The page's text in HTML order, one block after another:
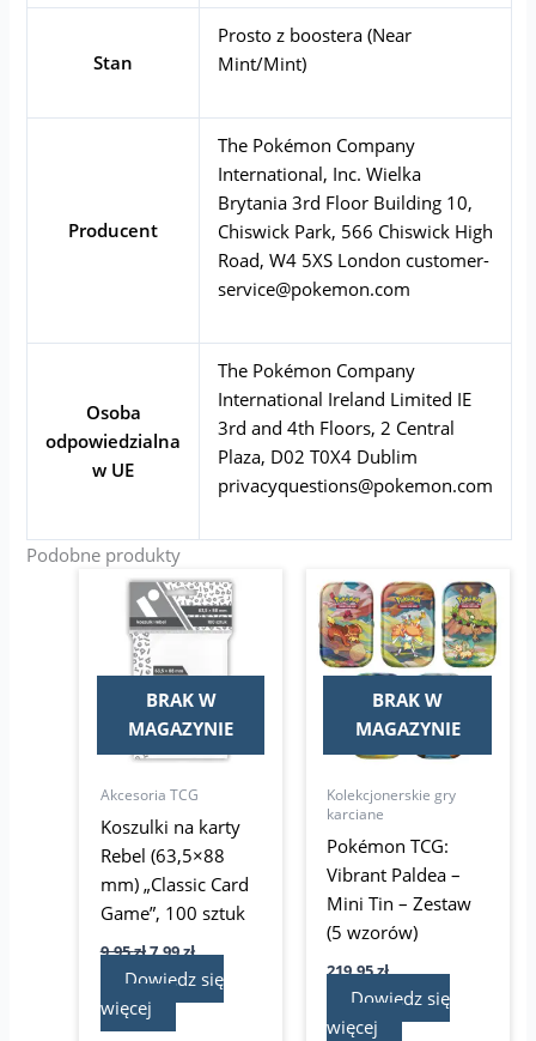
Stan
Prosto z boostera (Near
Mint/Mint)
Producent
The Pokémon Company
International, Inc. Wielka
Brytania 3rd Floor Building 10,
Chiswick Park, 566 Chiswick High
Road, W4 5XS London customer-
service@pokemon.com
Osoba
odpowiedzialna
w UE
The Pokémon Company
International Ireland Limited IE
3rd and 4th Floors, 2 Central
Plaza, D02 T0X4 Dublim
privacyquestions@pokemon.com
Podobne produkty
BRAK W
MAGAZYNIE
Akcesoria TCG
Koszulki na karty
Rebel (63,5×88
mm) „Classic Card
Game”, 100 sztuk
9,95zł
Pierwotna
cena
wynosiła:
9,95 zł.
7,99zł
Aktualna
cena
wynosi:
7,99 zł.
Dowiedz się
więcej
BRAK W
MAGAZYNIE
Kolekcjonerskie gry
karciane
Pokémon TCG:
Vibrant Paldea –
Mini Tin – Zestaw
(5 wzorów)
219,95zł
Dowiedz się
więcej